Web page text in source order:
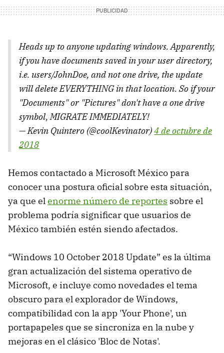
Heads up to anyone updating windows. Apparently,
if you have documents saved in your user directory,
i.e. users/JohnDoe, and not one drive, the update
will delete EVERYTHING in that location. So if your
"Documents" or "Pictures" don't have a one drive
symbol, MIGRATE IMMEDIATELY!
— Kevin Quintero (@coolKevinator)4 de octubre de
2018
Hemos contactado a Microsoft México para
conocer una postura oficial sobre esta situación,
ya que elenorme número de reportes sobre el
problema podría significar que usuarios de
México también estén siendo afectados.
“Windows 10 October 2018 Update” es la última
gran actualización del sistema operativo de
Microsoft, e incluye como novedades el tema
obscuro para el explorador de Windows,
compatibilidad con la app 'Your Phone', un
portapapeles que se sincroniza en la nube y
mejoras en el clásico 'Bloc de Notas'.